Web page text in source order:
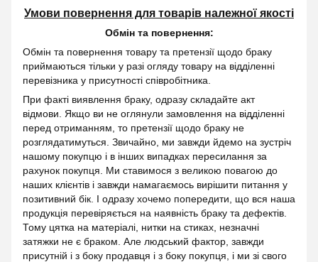
Умови повернення для товарів належної якості
Обмін та повернення:
Обмін та повернення товару та претензії щодо браку
приймаються тільки у разі огляду товару на відділенні
перевізника у присутності співробітника.
При факті виявлення браку, одразу складайте акт
відмови. Якщо ви не оглянули замовлення на відділенні
перед отриманням, то претензії щодо браку не
розглядатимуться. Звичайно, ми завжди йдемо на зустріч
нашому покупцю і в інших випадках пересилання за
рахунок покупця. Ми ставимося з великою повагою до
наших клієнтів і завжди намагаємось вирішити питання у
позитивний бік. І одразу хочемо попередити, що вся наша
продукція перевіряється на наявність браку та дефектів.
Тому цятка на матеріалі, нитки на стиках, незначні
затяжки не є браком. Але людський фактор, завжди
присутній і з боку продавця і з боку покупця, і ми зі свого